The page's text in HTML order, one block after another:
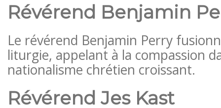
Révérend Benjamin
Le révérend Benjamin Perry
liturgie, appelant à la compassion
nationalisme chrétien croissant.
Révérend Jes Kast